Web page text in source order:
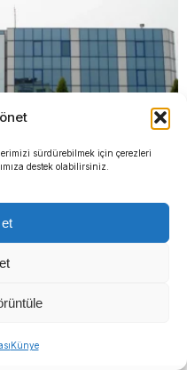
sürdürebilmek için çerezleri
destek olabilirsiniz.
Künye
kim olacak?